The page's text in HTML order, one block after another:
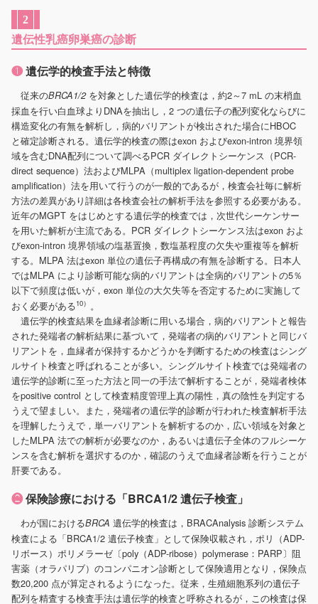
2
遺伝性乳癌卵巣癌の診断
❶遺伝学的検査手法と特徴
従来のBRCA1/2を対象とした遺伝学的検査は，約2～7 mL の末梢血
採血を行い白血球よりDNAを抽出し，2 つの遺伝子の配列変化ならびに
構造変化の有無を解析し，病的バリアントが検出された場合にHBOC
と確定診断される。遺伝学的検査の際はexon およびexon-intron 境界領
域を含むDNA配列について調べるPCR ダイレクトシーケンス（PCR-
direct sequence）法およびMLPA（multiplex ligation-dependent probe
amplification）法を用いて行うのが一般的であるが，検査会社毎に解析
方法の差異があり詳細は各検査会社の解析手法を参照する必要がある。
近年のMGPT をはじめとする遺伝学的検査では，次世代シーケンサー
を用いた解析が主流である。PCR ダイレクトシーケンス法はexon およ
びexon-intron 境界領域の塩基置換，数塩基程度の欠失や重複等を解析
する。MLPA 法はexon 単位の遺伝子再構成の有無を診断する。日本人
ではMLPA により診断可能な病的バリアントは全病的バリアントの5％
以下で頻度は低いが，exon 単位の大欠失等を否定するために実施して
おく必要がある10） 。
遺伝学的検査結果を血縁者診断に用いる場合，病的バリアントと報告
された発端者の解析結果に基づいて，発端者の病的バリアントと同じバ
リアントを，血縁者が保持するかどうかを判断するための検査はシング
ルサイト検査と呼ばれることが多い。シングルサイト検査では発端者の
遺伝学的診断に至った方法と同一の手法で解析することが，発端者検体
をpositive control として検査精度管理上真の陽性，真の陰性を判定する
うえで望ましい。また，発端者の遺伝学的診断が行われた検査解析手法
を理解したうえで，単一バリアントを解析するのか，広い領域を対象と
したMLPA 法での解析が必要なのか，あるいは遺伝子全体のフルシーケ
ンスを含む解析を選択するのか，確認のうえで血縁者診断を行うことが
肝要である。
❷保険診療における「BRCA1/2 遺伝子検査」
わが国におけるBRCA 遺伝学的検査は，BRACAnalysis 診断システム
検査による「BRCA1/2 遺伝子検査」として保険収載され，ポリ（ADP-
リボース）ポリメラーゼ〔poly（ADP-ribose）polymerase：PARP〕阻
害薬（オラパリブ）のコンパニオン診断として保険適用となり，保険点
数20,200 点が算定されるようになった。従来，生殖細胞系列の遺伝子
配列を精査する検査手法は遺伝学的検査と呼称されるが，この検査は保